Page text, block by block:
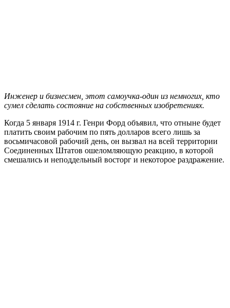
Инженер и бизнесмен, этот самоучка-один из немногих, кто
сумел сделать состояние на собственных изобретениях.
Когда 5 января 1914 г. Генри Форд объявил, что отныне будет
платить своим рабочим по пять долларов всего лишь за
восьмичасовой рабочий день, он вызвал на всей территории
Соединенных Штатов ошеломляющую реакцию, в которой
смешались и неподдельный восторг и некоторое раздражение.